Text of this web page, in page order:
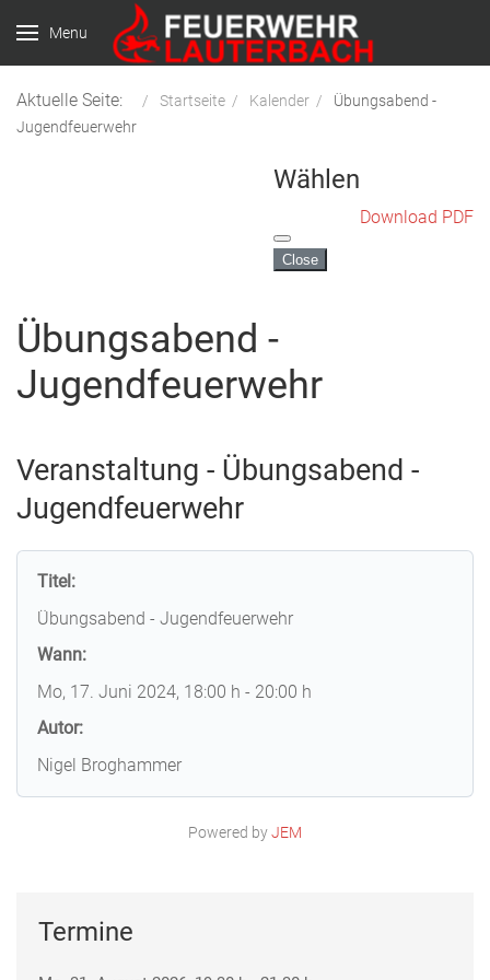
Menu
Aktuelle Seite: Startseite Kalender
Übungsabend -
Jugendfeuerwehr
Wählen
Close
Download PDF
Übungsabend -
Jugendfeuerwehr
Veranstaltung - Übungsabend -
Jugendfeuerwehr
Titel:
Übungsabend - Jugendfeuerwehr
Wann:
Mo, 17. Juni 2024, 18:00 h - 20:00 h
Autor:
Nigel Broghammer
Powered byJEM
Termine